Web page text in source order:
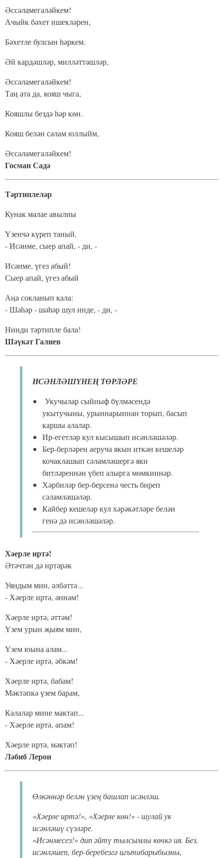
Әссәламегаләйкем!
Ачыйк бәхет ишекләрен,
Бәхетле булсын һәркем.
Әй кардәшләр, милләттәшләр,
Әссәламегаләйкем!
Таң ата да, кояш чыга,
Кояшлы бездә һәр көн.
Кояш белән сәлам юллыйм,
Әссәламегаләйкем!
Госман Садә
Тәртиплеләр
Кунак малае авылны
Үзенчә күреп таный.
- Исәнме, сыер апай, - ди, -
Исәнме, үгез абый!
Сыер апай, үгез абый
Аңа сокланып кала:
- Шәһәр - шәһәр шул инде, - ди, -
Нинди тәртипле бала!
Шәүкәт Галиев
ИСӘНЛӘШҮНЕҢ ТӨРЛӘРЕ
Укучылар сыйныф бүлмәсендә
укытучыны, урыннарыннан торып, басып
каршы алалар.
Ир-егетләр кул кысышып исәнләшәләр.
Бер-берләрен аеруча якын иткән кешеләр
кочаклашып сәламләшергә яки
битләреннән үбеп алырга мөмкиннәр.
Хәрбиләр бер-берсенә честь биреп
сәламләшәләр.
Кайбер кешеләр кул хәрәкәтләре белән
генә дә исәнләшәләр.
Хәерле иртә!
Әтәчтән дә иртәрәк
Уяндым мин, әлбәттә...
- Хәерле иртә, әннәм!
Хәерле иртә, әттәм!
Үзем урын җыям мин,
Үзем юына алам...
- Хәерле иртә, әбкәм!
Хәерле иртә, бабам!
Мәктәпкә үзем барам,
Калалар мине мактап...
- Хәерле иртә, апам!
Хәерле иртә, мәктәп!
Ләбиб Лерон
Өлкәннәр белән үзең башлап исәнләш.
«Хәерле иртә!», «Хәерле көн!» - шулай ук
исәнләшү сүзләре.
«Исәнмесез!» дип әйтү тылсымлы көчкә ия. Без,
исәнләшеп, бер-беребезгә игътибарыбызны,